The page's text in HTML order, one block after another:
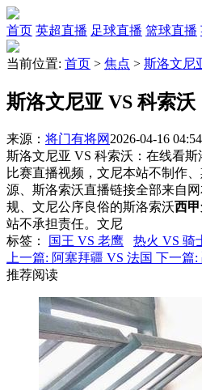
首页 英超直播 足球直播 篮球直播
当前位置: 首页 > 焦点 > 斯洛文尼
斯洛文尼亚 VS 科索沃
来源： 将门有将网 2026-04-16
斯洛文尼亚 VS 科索沃：在线看
比赛直播视频，文尼本站不制作
源、斯洛索沃直播链接全部来自
规、文尼公序良俗的斯洛索沃西
站不承担责任。文尼
标签 ： 国王 VS 老鹰 热火 VS 骑
上一篇: 阿塞拜疆 VS 法国 下一篇:
推荐阅读